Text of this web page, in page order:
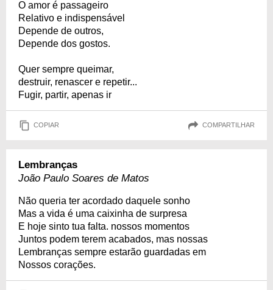
O amor é passageiro
Relativo e indispensável
Depende de outros,
Depende dos gostos.
Quer sempre queimar,
destruir, renascer e repetir...
Fugir, partir, apenas ir
COPIAR COMPARTILHAR
Lembranças
João Paulo Soares de Matos
Não queria ter acordado daquele sonho
Mas a vida é uma caixinha de surpresa
E hoje sinto tua falta. nossos momentos
Juntos podem terem acabados, mas nossas
Lembranças sempre estarão guardadas em
Nossos corações.